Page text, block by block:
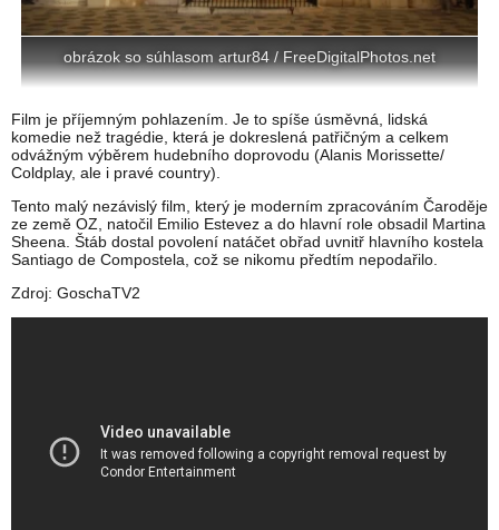
obrázok so súhlasom artur84 / FreeDigitalPhotos.net
Film je příjemným pohlazením. Je to spíše úsměvná, lidská
komedie než tragédie, která je dokreslená patřičným a celkem
odvážným výběrem hudebního doprovodu (Alanis Morissette/
Coldplay, ale i pravé country).
Tento malý nezávislý film, který je moderním zpracováním Čaroděje
ze země OZ, natočil Emilio Estevez a do hlavní role obsadil Martina
Sheena. Štáb dostal povolení natáčet obřad uvnitř hlavního kostela
Santiago de Compostela, což se nikomu předtím nepodařilo.
Zdroj: GoschaTV2